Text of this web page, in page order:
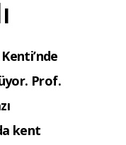
Prof.
kent